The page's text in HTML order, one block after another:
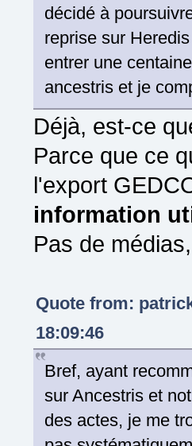
décidé à
reprise sur
entrer une
ancestris et je
Déjà, est-ce
Parce que ce
l'export
information
Pas de
Quote from:
18:09:46
Bref, ayant
sur Ancestris et
des actes, je me